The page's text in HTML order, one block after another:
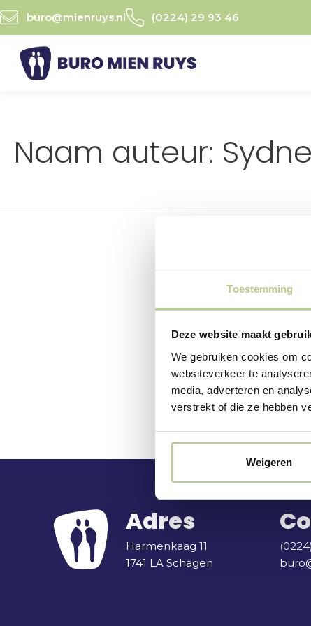
Toestemming
Deze website maakt
We gebruiken cookies om
websiteverkeer te
media, adverteren en
verstrekt of die ze hebben
Weigeren
Ga
naar
inhoud
buro@mienruys.nl (0224) 29 93 46
Naam auteur:
Het lijkt erop dat
Adres
Harmenkaag 11
1741 LA Schagen
(